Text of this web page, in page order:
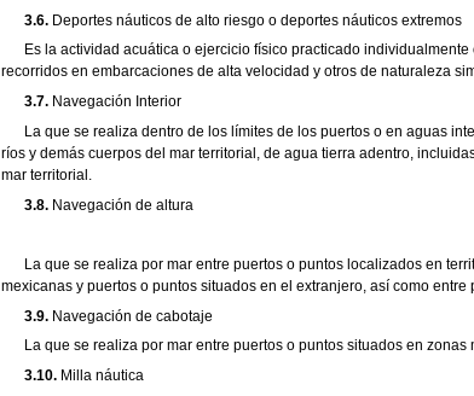
3.6. Deportes náuticos de alto riesgo o deportes náuticos extremos
Es la actividad acuática o ejercicio físico practicado
recorridos en embarcaciones de alta velocidad y otros de naturaleza
3.7. Navegación Interior
La que se realiza dentro de los límites de los puertos o en aguas
ríos y demás cuerpos del mar territorial, de agua tierra adentro,
mar territorial.
3.8. Navegación de altura
La que se realiza por mar entre puertos o puntos localizados en
mexicanas y puertos o puntos situados en el extranjero, así como entre
3.9. Navegación de cabotaje
La que se realiza por mar entre puertos o puntos situados en
3.10. Milla náutica